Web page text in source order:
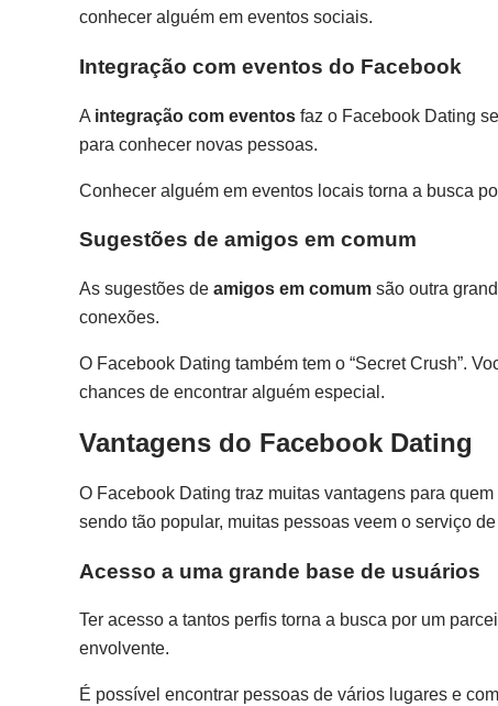
conhecer alguém em eventos sociais.
Integração com eventos do Facebook
A integração com eventos faz o Facebook Dating
para conhecer novas pessoas.
Conhecer alguém em eventos locais torna a busca
Sugestões de amigos em comum
As sugestões de amigos em comum são outra
conexões.
O Facebook Dating também tem o “Secret Crush”.
chances de encontrar alguém especial.
Vantagens do Facebook Dating
O Facebook Dating traz muitas vantagens para
sendo tão popular, muitas pessoas veem o serviço de
Acesso a uma grande base de usuários
Ter acesso a tantos perfis torna a busca por um
envolvente.
É possível encontrar pessoas de vários lugares e